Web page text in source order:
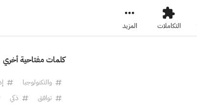
التكاملات المزيد
كلمات مفتاحية أخري
والتكنولوجيا
توافق
ذكي